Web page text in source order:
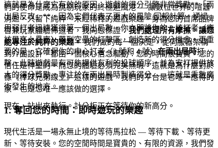
這就是為什麼它有效的原因：遊戲的得分引擎非常獎勵**「兩
出局反攻」**，因為它們代表了更大的風險/回報計算。通過
用弱打者迅速獲得第一個出局數，你立即將你的 2 棒打者（應
該是高上壘率）帶到空壘的打擊區，創造新的得分機會。更重
要的是，它確保你的中心打者（3 號和 4 號）在兩出局時打
擊，此時遊戲最有可能提供有利的投球順序，並為安打提供放
大的得分獎勵。專注於在兩出局時製造得分——這就是乘數魔
術發生的地方。
現在，站出來執行。計分板正在等待你的新高分。
們的使命是成為挑剔玩家的終極避風港 — 讓數位世界的喧囂
消逝，只留下純粹、未經稀釋的遊戲樂趣。身為您的首席品牌
官兼玩家體驗佈道者，我向您保證：我們處理所有摩擦，讓您
能專注於純粹的樂趣。我們做的每一個決定，從伺服器架構
到介面設計，都由一個核心信念驅動：您的時間很寶貴，您的
信任是神聖的，而您的體驗必須完美無瑕。這就是為什麼對於
像《棒球兄弟線上》這樣的遊戲，我們的平台是它唯一應得的
家，也是您唯一應該做的選擇。
1. 奪回您的時間：即時遊玩的樂趣
現代生活是一場永無止境的等待馬拉松 — 等待下載、等待更
新、等待安裝。您的空閒時間是寶貴的、有限的資源，我們發